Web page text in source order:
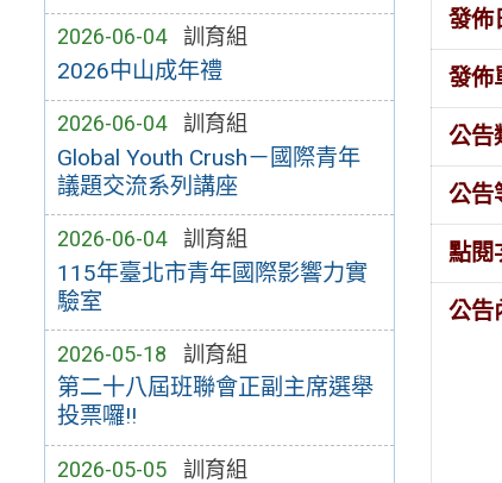
2026-06-04 訓育組
2026中山成年禮
2026-06-04 訓育組
Global Youth Crush－國際青年
議題交流系列講座
2026-06-04 訓育組
115年臺北市青年國際影響力實
驗室
2026-05-18 訓育組
第二十八屆班聯會正副主席選舉
投票囉!!
2026-05-05 訓育組
發佈
發佈
公告
公告
點閱
公告